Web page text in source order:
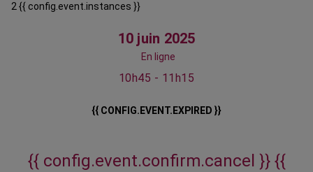
2 {{ config.event.instances }}
10 juin 2025
En ligne
10h45 - 11h15
{{ CONFIG.EVENT.EXPIRED }}
{{ config.event.confirm.cancel }} {{